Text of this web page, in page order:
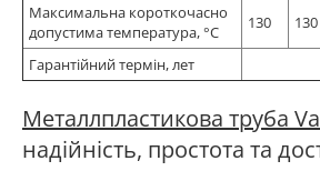
Максимальна короткочасно
допустима температура, °С
130 130
Гарантійний термін, лет
Металлпластикова труба
надійність, простота та